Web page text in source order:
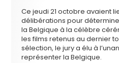
Ce jeudi 21 octobre avaient
délibérations pour
la Belgique à la célèbre
les films retenus au dernier
sélection, le jury a élu à
représenter la Belgique.